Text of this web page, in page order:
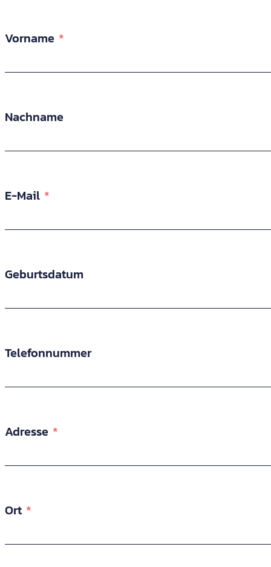
Vorname
Nachname
E-Mail
Geburtsdatum
Telefonnummer
Adresse
Ort